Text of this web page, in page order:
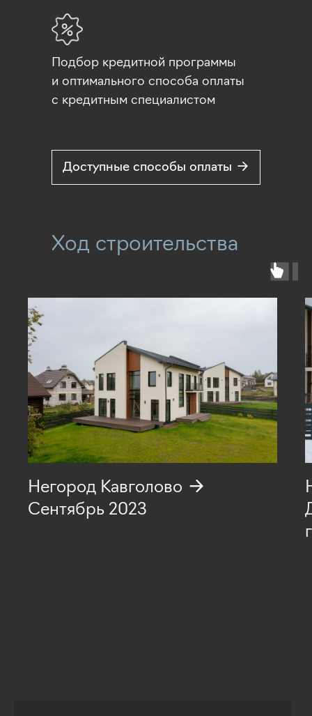
Подбор кредитной программы
и оптимального способа оплаты
c кредитным специалистом
Доступные способы оплаты →
Ход строительства
Негород Кавголово →
Сентябрь 2023